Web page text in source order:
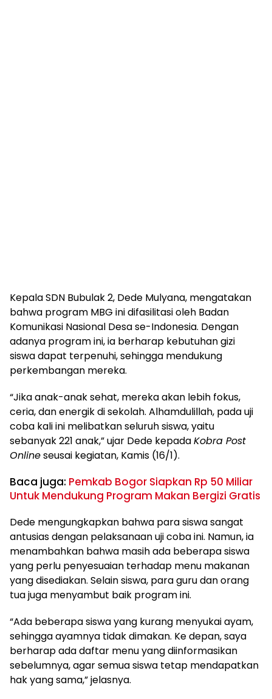
Kepala SDN Bubulak 2, Dede Mulyana, mengatakan
bahwa program MBG ini difasilitasi oleh Badan
Komunikasi Nasional Desa se-Indonesia. Dengan
adanya program ini, ia berharap kebutuhan gizi
siswa dapat terpenuhi, sehingga mendukung
perkembangan mereka.
“Jika anak-anak sehat, mereka akan lebih fokus,
ceria, dan energik di sekolah. Alhamdulillah, pada uji
coba kali ini melibatkan seluruh siswa, yaitu
sebanyak 221 anak,” ujar Dede kepadaKobra Post
Onlineseusai kegiatan, Kamis (16/1).
Baca juga: Pemkab Bogor Siapkan Rp 50 Miliar
Untuk Mendukung Program Makan Bergizi Gratis
Dede mengungkapkan bahwa para siswa sangat
antusias dengan pelaksanaan uji coba ini. Namun, ia
menambahkan bahwa masih ada beberapa siswa
yang perlu penyesuaian terhadap menu makanan
yang disediakan. Selain siswa, para guru dan orang
tua juga menyambut baik program ini.
“Ada beberapa siswa yang kurang menyukai ayam,
sehingga ayamnya tidak dimakan. Ke depan, saya
berharap ada daftar menu yang diinformasikan
sebelumnya, agar semua siswa tetap mendapatkan
hak yang sama,” jelasnya.